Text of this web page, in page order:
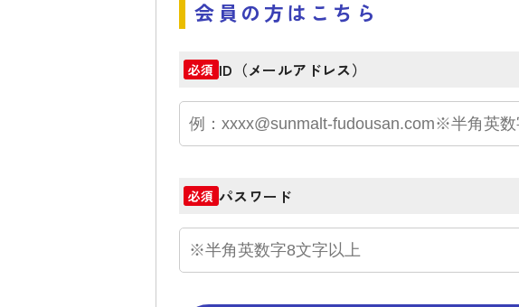
会員の方はこちら
必須 ID（メールアドレス）
必須 パスワード